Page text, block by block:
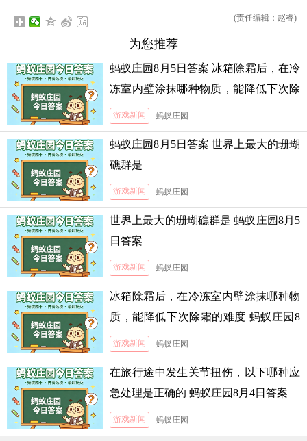
(责任编辑：赵睿)
为您推荐
蚂蚁庄园8月5日答案 冰箱除霜后，在冷
冻室内壁涂抹哪种物质，能降低下次除
霜的难度
游戏新闻 蚂蚁庄园
蚂蚁庄园8月5日答案 世界上最大的珊瑚
礁群是
游戏新闻 蚂蚁庄园
世界上最大的珊瑚礁群是 蚂蚁庄园8月5
日答案
游戏新闻 蚂蚁庄园
冰箱除霜后，在冷冻室内壁涂抹哪种物
质，能降低下次除霜的难度 蚂蚁庄园8
月5日答案
游戏新闻 蚂蚁庄园
在旅行途中发生关节扭伤，以下哪种应
急处理是正确的 蚂蚁庄园8月4日答案
游戏新闻 蚂蚁庄园